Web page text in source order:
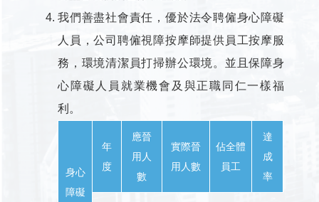
我們善盡社會責任，優於法令聘僱身心障礙
人員，公司聘僱視障按摩師提供員工按摩服
務，環境清潔員打掃辦公環境。並且保障身
心障礙人員就業機會及與正職同仁一樣福
利。
身心
障礙
年
度
應晉
用人
數
實際晉
用人數
佔全體
員工
達
成
率